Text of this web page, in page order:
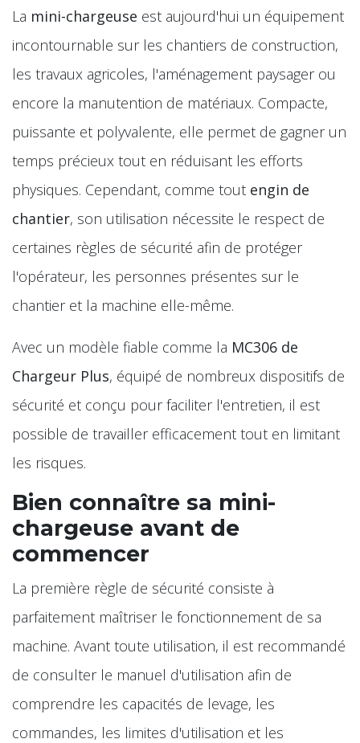
La mini-chargeuse est aujourd'hui un équipement
incontournable sur les chantiers de construction,
les travaux agricoles, l'aménagement paysager ou
encore la manutention de matériaux. Compacte,
puissante et polyvalente, elle permet de gagner un
temps précieux tout en réduisant les efforts
physiques. Cependant, comme tout engin de
chantier, son utilisation nécessite le respect de
certaines règles de sécurité afin de protéger
l'opérateur, les personnes présentes sur le
chantier et la machine elle-même.
Avec un modèle fiable comme la MC306 de
Chargeur Plus, équipé de nombreux dispositifs de
sécurité et conçu pour faciliter l'entretien, il est
possible de travailler efficacement tout en limitant
les risques.
Bien connaître sa mini-
chargeuse avant de
commencer
La première règle de sécurité consiste à
parfaitement maîtriser le fonctionnement de sa
machine. Avant toute utilisation, il est recommandé
de consulter le manuel d'utilisation afin de
comprendre les capacités de levage, les
commandes, les limites d'utilisation et les